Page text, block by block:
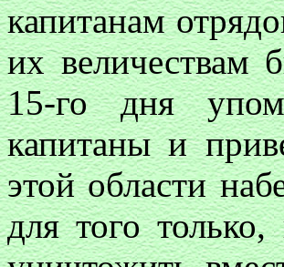
капитанам
их величествам
15-го дня
капитаны и
этой области
для того